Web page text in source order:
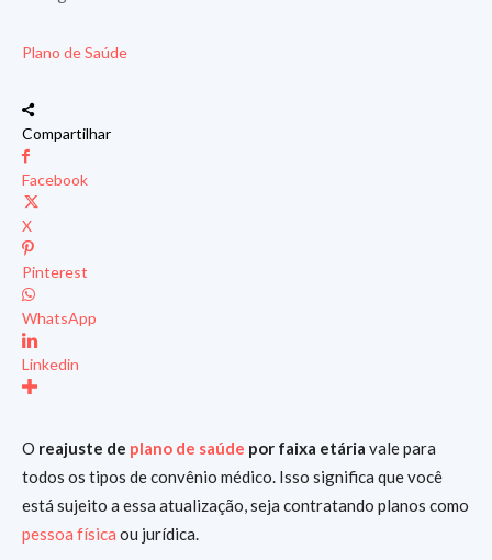
Plano de Saúde
Compartilhar
Facebook
X
Pinterest
WhatsApp
Linkedin
O reajuste de plano de saúde por faixa etária vale para
todos os tipos de convênio médico. Isso significa que você
está sujeito a essa atualização, seja contratando planos como
pessoa física ou jurídica.